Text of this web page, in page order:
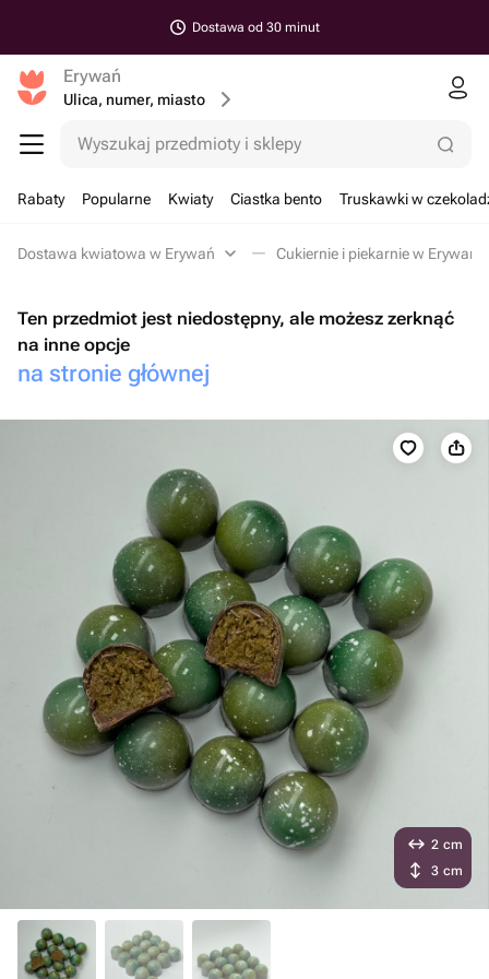
Dostawa od 30 minut
Erywań
Ulica, numer, miasto
Wyszukaj przedmioty i sklepy
Rabaty Popularne Kwiaty Ciastka bento Truskawki w
Dostawa kwiatowa w Erywań Cukiernie i piekarnie w Erywań
Ten przedmiot jest niedostępny, ale możesz zerknąć
na inne opcje
na stronie głównej
2 cm
3 cm